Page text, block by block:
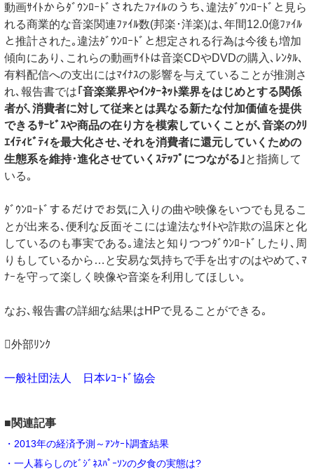
動画ｻｲﾄからﾀﾞｳﾝﾛｰﾄﾞされたﾌｧｲﾙのうち､違法ﾀﾞｳﾝﾛｰﾄﾞと見ら
れる商業的な音楽関連ﾌｧｲﾙ数(邦楽･洋楽)は､年間12.0億ﾌｧｲﾙ
と推計された｡違法ﾀﾞｳﾝﾛｰﾄﾞと想定される行為は今後も増加
傾向にあり､これらの動画ｻｲﾄは音楽CDやDVDの購入､ﾚﾝﾀﾙ､
有料配信への支出にはﾏｲﾅｽの影響を与えていることが推測さ
れ､報告書では｢音楽業界やｲﾝﾀｰﾈｯﾄ業界をはじめとする関係
者が､消費者に対して従来とは異なる新たな付加価値を提供
できるｻｰﾋﾞｽや商品の在り方を模索していくことが､音楽のｸﾘ
ｴｲﾃｨﾋﾞﾃｨを最大化させ､それを消費者に還元していくための
生態系を維持･進化させていくｽﾃｯﾌﾟにつながる｣と指摘して
いる｡
ﾀﾞｳﾝﾛｰﾄﾞするだけでお気に入りの曲や映像をいつでも見るこ
とが出来る､便利な反面そこには違法なｻｲﾄや詐欺の温床と化
しているのも事実である｡違法と知りつつﾀﾞｳﾝﾛｰﾄﾞしたり､周
りもしているから…と安易な気持ちで手を出すのはやめて､ﾏ
ﾅｰを守って楽しく映像や音楽を利用してほしい｡
なお､報告書の詳細な結果はHPで見ることができる｡
外部ﾘﾝｸ
一般社団法人 日本ﾚｺｰﾄﾞ協会
■関連記事
・2013年の経済予測～ｱﾝｹｰﾄ調査結果
・一人暮らしのﾋﾞｼﾞﾈｽﾊﾟｰｿﾝの夕食の実態は?